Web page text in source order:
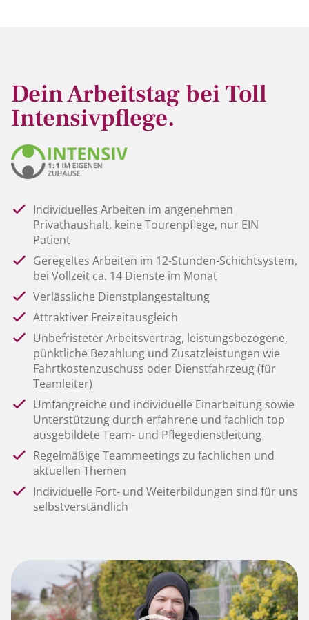
Dein Arbeitstag bei Toll
Intensivpflege.
Individuelles Arbeiten im angenehmen
Privathaushalt, keine Tourenpflege, nur EIN
Patient
Geregeltes Arbeiten im 12-Stunden-Schichtsystem,
bei Vollzeit ca. 14 Dienste im Monat
Verlässliche Dienstplangestaltung
Attraktiver Freizeitausgleich
Unbefristeter Arbeitsvertrag, leistungsbezogene,
pünktliche Bezahlung und Zusatzleistungen wie
Fahrtkostenzuschuss oder Dienstfahrzeug (für
Teamleiter)
Umfangreiche und individuelle Einarbeitung sowie
Unterstützung durch erfahrene und fachlich top
ausgebildete Team- und Pflegedienstleitung
Regelmäßige Teammeetings zu fachlichen und
aktuellen Themen
Individuelle Fort- und Weiterbildungen sind für uns
selbstverständlich